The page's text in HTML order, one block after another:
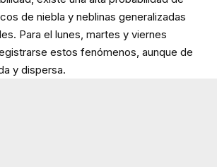
de niebla y neblinas generalizadas
Para el lunes, martes y viernes
estos fenómenos, aunque de
y dispersa.